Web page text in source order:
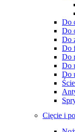
Do
Do
Do
Do
Do
Do
Do
Cięcie i